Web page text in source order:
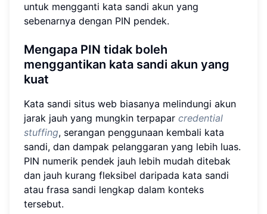
untuk mengganti kata sandi akun yang
sebenarnya dengan PIN pendek.
Mengapa PIN tidak boleh
menggantikan kata sandi akun yang
kuat
Kata sandi situs web biasanya melindungi akun
jarak jauh yang mungkin terpapar credential
stuffing, serangan penggunaan kembali kata
sandi, dan dampak pelanggaran yang lebih luas.
PIN numerik pendek jauh lebih mudah ditebak
dan jauh kurang fleksibel daripada kata sandi
atau frasa sandi lengkap dalam konteks
tersebut.